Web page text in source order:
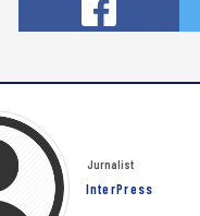
Jurnalist
InterPress